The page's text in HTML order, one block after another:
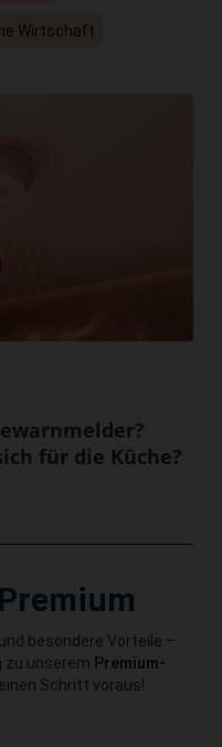
Wirtschaft
für die Küche?
besondere Vorteile –
zu unserem Premium-
Schritt voraus!